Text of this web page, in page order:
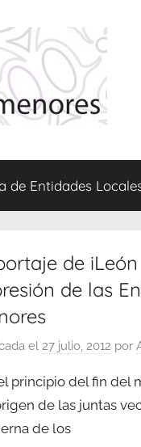
de Entidades
de
de las
el27 julio, 2012 por
principio del fin del
de las juntas
de los